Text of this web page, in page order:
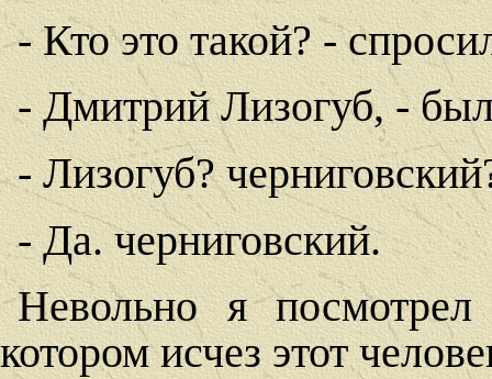
- Кто это такой? -
- Дмитрий Лизогуб, - был
- Лизогуб?
- Да. черниговский.
Невольно я
котором исчез этот